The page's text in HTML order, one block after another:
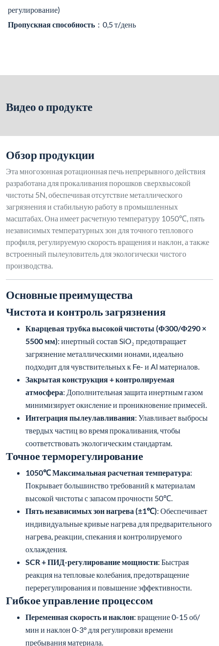
регулирование)
Пропускная способность ：0,5 т/день
Видео о продукте
Обзор продукции
Эта многозонная ротационная печь непрерывного действия
разработана для прокаливания порошков сверхвысокой
чистоты 5N, обеспечивая отсутствие металлического
загрязнения и стабильную работу в промышленных
масштабах. Она имеет расчетную температуру 1050℃, пять
независимых температурных зон для точного теплового
профиля, регулируемую скорость вращения и наклон, а также
встроенный пылеуловитель для экологически чистого
производства.
Основные преимущества
Чистота и контроль загрязнения
Кварцевая трубка высокой чистоты (Φ300/Φ290 ×
5500 мм): инертный состав SiO₂ предотвращает
загрязнение металлическими ионами, идеально
подходит для чувствительных к Fe- и Al материалов.
Закрытая конструкция + контролируемая
атмосфера: Дополнительная защита инертным газом
минимизирует окисление и проникновение примесей.
Интеграция пылеулавливания: Улавливает выбросы
твердых частиц во время прокаливания, чтобы
соответствовать экологическим стандартам.
Точное терморегулирование
1050℃ Максимальная расчетная температура:
Покрывает большинство требований к материалам
высокой чистоты с запасом прочности 50℃.
Пять независимых зон нагрева (±1℃): Обеспечивает
индивидуальные кривые нагрева для предварительного
нагрева, реакции, спекания и контролируемого
охлаждения.
SCR + ПИД-регулирование мощности: Быстрая
реакция на тепловые колебания, предотвращение
перерегулирования и повышение эффективности.
Гибкое управление процессом
Переменная скорость и наклон: вращение 0-15 об/
мин и наклон 0-3° для регулировки времени
пребывания материала.